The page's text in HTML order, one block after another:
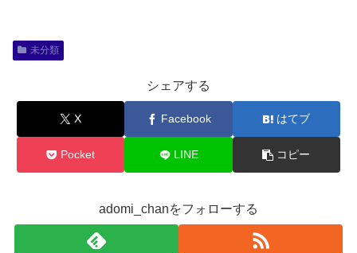
未分類
シェアする
X Facebook はてブ
Pocket LINE コピー
adomi_chanをフォローする